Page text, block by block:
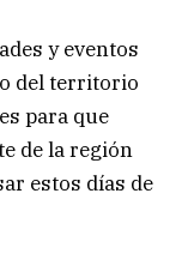
y eventos
del territorio
para que
de la región
estos días de